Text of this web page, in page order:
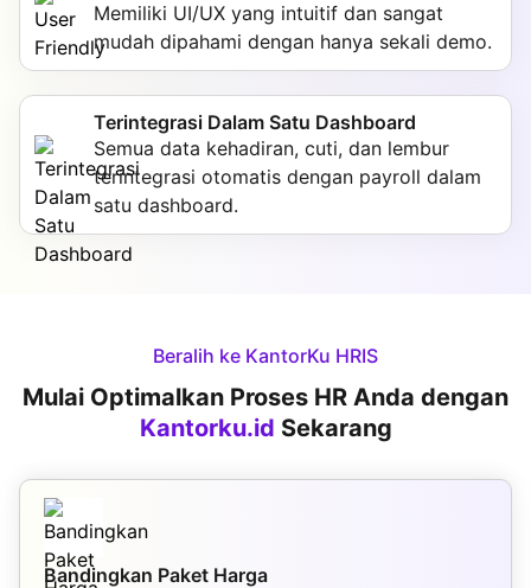
Memiliki UI/UX yang intuitif dan sangat
mudah dipahami dengan hanya sekali demo.
Terintegrasi Dalam Satu Dashboard
Semua data kehadiran, cuti, dan lembur
terintegrasi otomatis dengan payroll dalam
satu dashboard.
Beralih ke KantorKu HRIS
Mulai Optimalkan Proses HR Anda dengan
Kantorku.id Sekarang
Bandingkan Paket Harga